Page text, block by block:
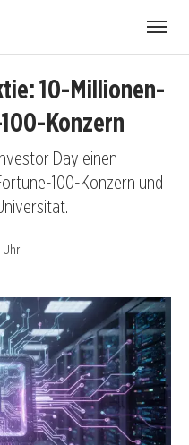
10-Millionen-
Konzern
Day einen
100-Konzern und